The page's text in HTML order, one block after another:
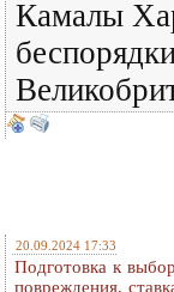
Камалы
20.09.2024 17:33
Подготовка к
повреждения,